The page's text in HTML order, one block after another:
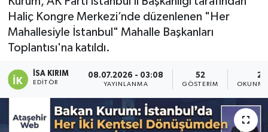
Haliç Kongre Merkezi’nde düzenlenen "Her
Mahallesiyle İstanbul" Mahalle Başkanları
Toplantısı'na katıldı.
İSA KIRIM
EDITÖR
08.07.2026 - 03:08
YAYINLANMA
52
GÖSTERIM
2